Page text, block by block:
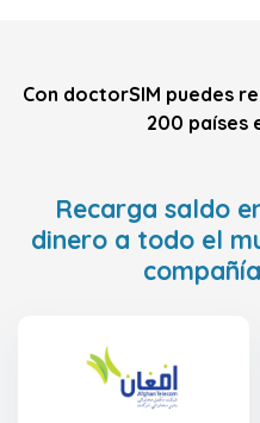
Con doctorSIM puedes
200 países
Recarga saldo
dinero a todo el